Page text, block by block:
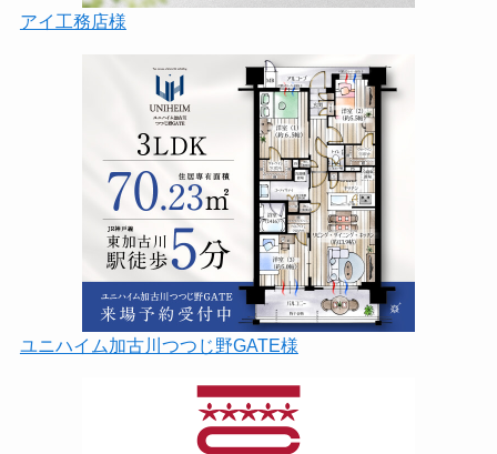
アイ工務店様
ユニハイム加古川つつじ野GATE様